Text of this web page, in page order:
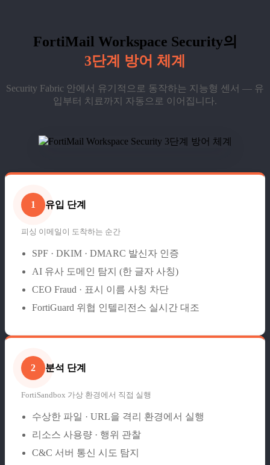
FortiMail Workspace Security의
3단계 방어 체계
Security Fabric 안에서 유기적으로 동작하는 지능형 센서 — 유
입부터 치료까지 자동으로 이어집니다.
1 유입 단계
피싱 이메일이 도착하는 순간
SPF · DKIM · DMARC 발신자 인증
AI 유사 도메인 탐지 (한 글자 사칭)
CEO Fraud · 표시 이름 사칭 차단
FortiGuard 위협 인텔리전스 실시간 대조
2 분석 단계
FortiSandbox 가상 환경에서 직접 실행
수상한 파일 · URL을 격리 환경에서 실행
리소스 사용량 · 행위 관찰
C&C 서버 통신 시도 탐지